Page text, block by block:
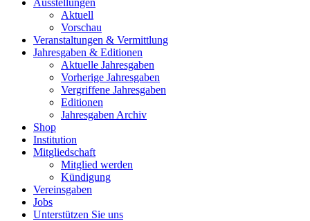
Aktuell
Vorschau
Veranstaltungen & Vermittlung
Jahresgaben & Editionen
Aktuelle Jahresgaben
Vorherige Jahresgaben
Vergriffene Jahresgaben
Editionen
Jahresgaben Archiv
Shop
Institution
Mitgliedschaft
Mitglied werden
Kündigung
Vereinsgaben
Jobs
Unterstützen Sie uns